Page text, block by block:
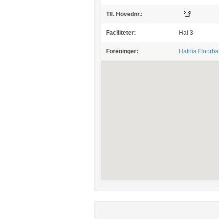
Tlf. Hovednr.:
Faciliteter: Hal 3
Foreninger: Hafnia